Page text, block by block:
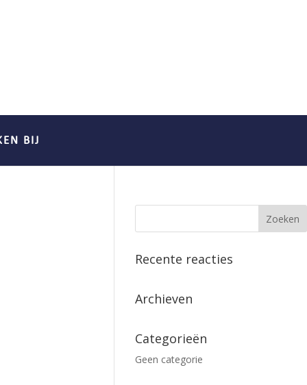
BIJ
Recente reacties
Archieven
Categorieën
Geen categorie